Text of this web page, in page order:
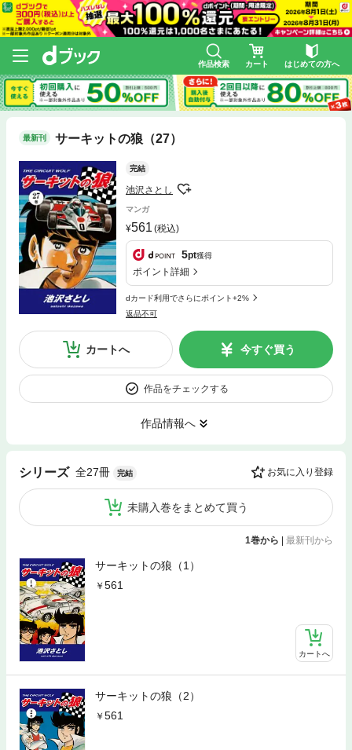
作品検索 カート はじめての方へ
最新刊 サーキットの狼（27）
完結
池沢さとし
マンガ
561 (税込)
5pt獲得
ポイント詳細
dカード利用でさらにポイント+2%
返品不可
カートへ 今すぐ買う
作品をチェックする
作品情報へ
シリーズ 全27冊 完結 お気に入り登録
未購入巻をまとめて買う
1巻から 最新刊から
サーキットの狼（1）
561
カートへ
サーキットの狼（2）
561